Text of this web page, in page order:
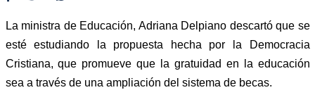
La ministra de Educación, Adriana Delpiano descartó que se
esté estudiando la propuesta hecha por la Democracia
Cristiana, que promueve que la gratuidad en la educación
sea a través de una ampliación del sistema de becas.